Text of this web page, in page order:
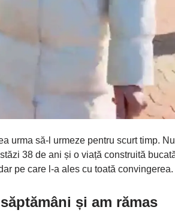
urma să-l urmeze pentru scurt timp.
38 de ani și o viață construită
pe care l-a ales cu toată convingerea.
și am rămas